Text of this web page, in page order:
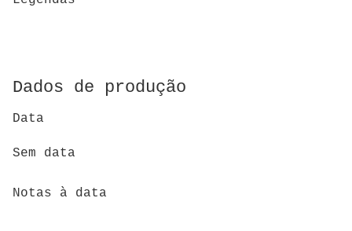
Dados de produção
Data
Sem data
Notas à data